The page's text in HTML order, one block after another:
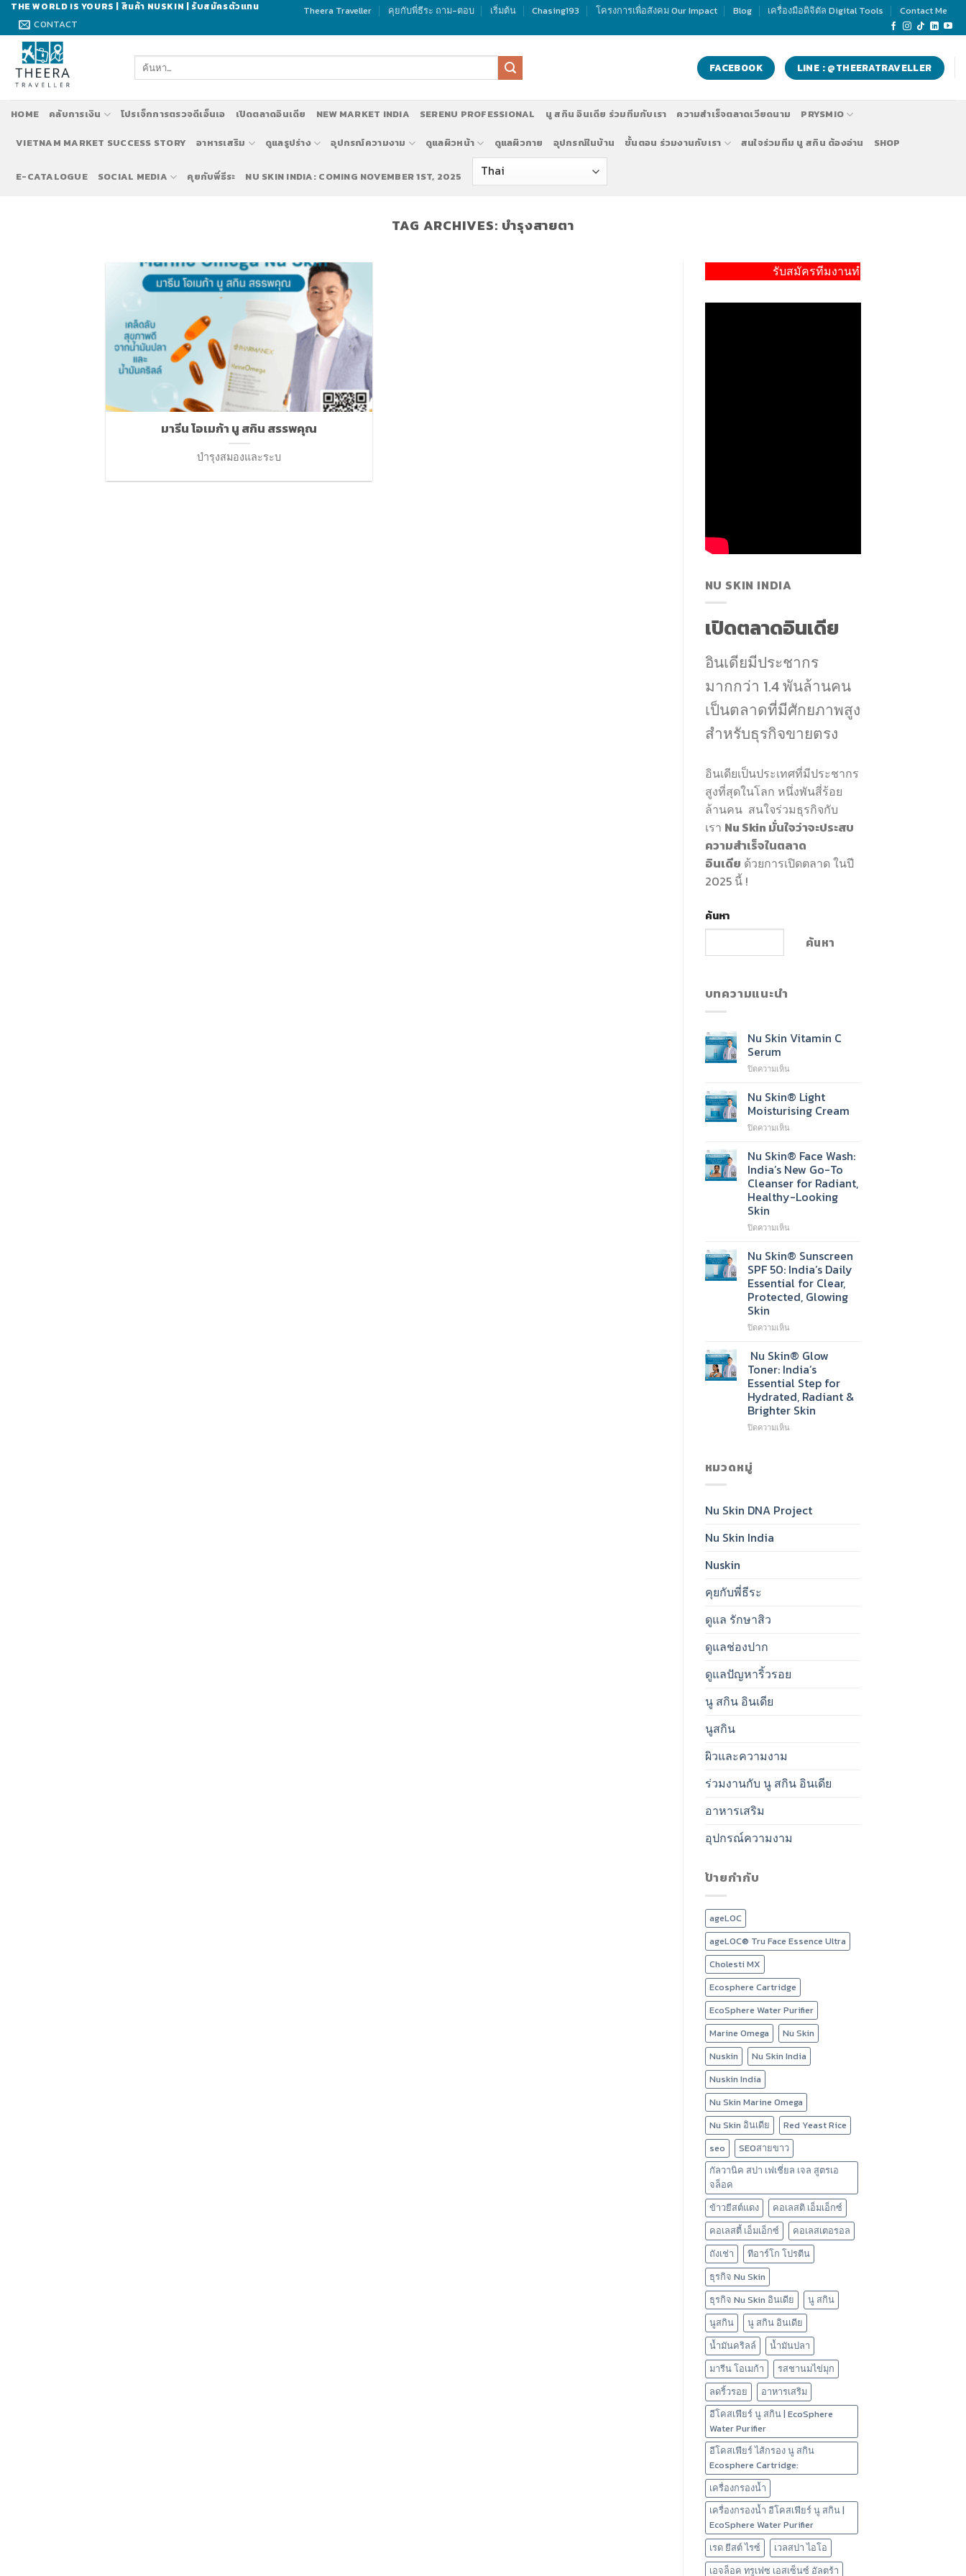
Skip
content
THE WORLD IS YOURS | สินค้า NUSKIN | รับสมัครตัวแทน
CONTACT
Theera Traveller คุยกับพี่ธีระ ถาม-ตอบ เริ่มต้น Chasing193 โครงการเพื่อสังคม Our Impact Blog เครื่องมือดิจิตัล Digital Tools Contact Me
ค้นหา: FACEBOOK LINE : @THEERATRAVELLER
HOME คลับการเงิน โปรเจ็กการตรวจดีเอ็นเอ เปิดตลาดอินเดีย NEW MARKET INDIA SERENU PROFESSIONAL นู สกิน อินเดีย ร่วมทีมกับเรา ความสำเร็จตลาดเวียดนาม PRYSMIO
VIETNAM MARKET SUCCESS STORY อาหารเสริม ดูแลรูปร่าง อุปกรณ์ความงาม ดูแลผิวหน้า ดูแลผิวกาย อุปกรณ์ในบ้าน ขั้นตอน ร่วมงานกับเรา สนใจร่วมทีม นู สกิน ต้องอ่าน SHOP
E-CATALOGUE SOCIAL MEDIA คุยกับพี่ธีระ NU SKIN INDIA: COMING NOVEMBER 1ST, 2025
TAG ARCHIVES: บำรุงสายตา
มารีน โอเมก้า นู สกิน สรรพคุณ
บำรุงสมองและระบ
รับสมัครทีมงานทำตลาด นู สกิน ประเทศอินเดีย
NU SKIN INDIA
เปิดตลาดอินเดีย
อินเดียมีประชากร
มากกว่า 1.4 พันล้านคน
เป็นตลาดที่มีศักยภาพสูง
สำหรับธุรกิจขายตรง
อินเดียเป็นประเทศที่มีประชากร
สูงที่สุดในโลก หนึ่งพันสี่ร้อย
ล้านคน สนใจร่วมธุรกิจกับ
เรา Nu Skin มั่นใจว่าจะประสบ
ความสำเร็จในตลาด
อินเดีย ด้วยการเปิดตลาด ในปี
2025 นี้ !
ค้นหา
ค้นหา
บทความแนะนำ
Nu Skin Vitamin C
Serum
ปิดความเห็นบน
Skin
Vitamin
C
Serum
Nu Skin® Light
Moisturising Cream
ปิดความเห็นบน
Skin®
Light
Moisturising
Cream
Nu Skin® Face Wash:
India’s New Go-To
Cleanser for Radiant,
Healthy-Looking
Skin
ปิดความเห็นบน
Skin®
Face
Wash:
India’s
New
Radiant,
Healthy-
Looking
Skin
Nu Skin® Sunscreen
SPF 50: India’s Daily
Essential for Clear,
Protected, Glowing
Skin
ปิดความเห็นบน
Skin®
Sunscreen
SPF
50:
India’s
Daily
Nu Skin® Glow
Toner: India’s
Essential Step for
Hydrated, Radiant &
Brighter Skin
ปิดความเห็นบน
Step
หมวดหมู่
Nu Skin DNA Project
Nu Skin India
Nuskin
คุยกับพี่ธีระ
ดูแล รักษาสิว
ดูแลช่องปาก
ดูแลปัญหาริ้วรอย
นู สกิน อินเดีย
นูสกิน
ผิวและความงาม
ร่วมงานกับ นู สกิน อินเดีย
อาหารเสริม
อุปกรณ์ความงาม
ป้ายกำกับ
ageLOC
ageLOC® Tru Face Essence Ultra
Cholesti MX
Ecosphere Cartridge
EcoSphere Water Purifier
Marine Omega
Nu Skin
Nuskin
Nu Skin India
Nuskin India
Nu Skin Marine Omega
Nu Skin อินเดีย
Red Yeast Rice
seo
SEOสายขาว
กัลวานิค สปา เฟเชี่ยล เจล สูตรเอ
จล็อค
ข้าวยีสต์แดง
คอเลสติ เอ็มเอ็กซ์
คอเลสตี้ เอ็มเอ็กซ์
คอเลสเตอรอล
ถังเช่า
ทีอาร์โก โปรตีน
ธุรกิจ Nu Skin
ธุรกิจ Nu Skin อินเดีย
นู สกิน
นูสกิน
นู สกิน อินเดีย
น้ำมันคริลล์
น้ำมันปลา
มารีน โอเมก้า
รสชานมไข่มุก
ลดริ้วรอย
อาหารเสริม
อีโคสเฟียร์ นู สกิน | EcoSphere
Water Purifier
อีโคสเฟียร์ ไส้กรอง นู สกิน
Ecosphere Cartridge:
เครื่องกรองน้ำ
เครื่องกรองน้ำ อีโคสเฟียร์ นู สกิน |
EcoSphere Water Purifier
เรด ยีสต์ ไรซ์
เวลสปา ไอโอ
เอจล็อค ทรูเฟซ เอสเซ็นซ์ อัลตร้า